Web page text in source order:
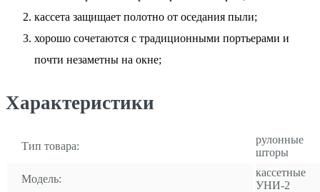
кассета защищает полотно от оседания пыли;
хорошо сочетаются с традиционными портьерами и
почти незаметны на окне;
Характеристики
Тип товара:
рулонные
шторы
Модель:
кассетные
УНИ-2